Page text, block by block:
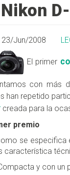
23/Jun/2008
El primer
con más
han repetido
creada para la
premio
se especifica
característica
y con un